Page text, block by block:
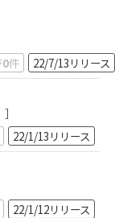
0件 22/7/13 リリース
22/1/13 リリース
22/1/12リリース